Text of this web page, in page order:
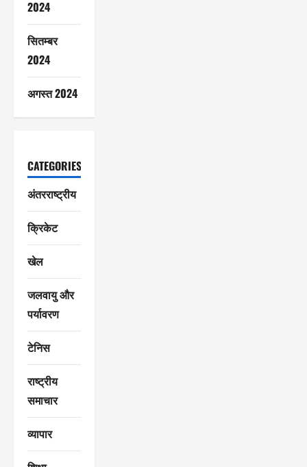
2024
सितम्बर
2024
अगस्त 2024
CATEGORIES
अंतरराष्ट्रीय
क्रिकेट
खेल
जलवायु और
पर्यावरण
टेनिस
राष्ट्रीय
समाचार
व्यापार